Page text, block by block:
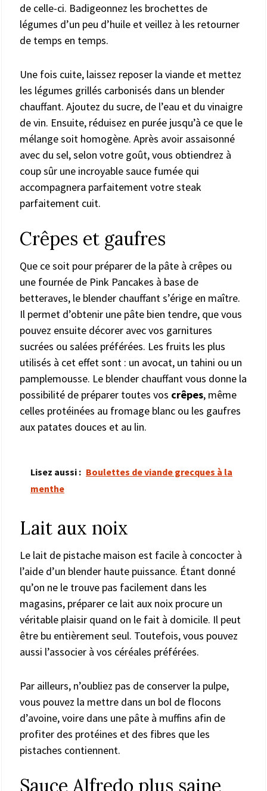
de celle-ci. Badigeonnez les brochettes de
légumes d’un peu d’huile et veillez à les retourner
de temps en temps.
Une fois cuite, laissez reposer la viande et mettez
les légumes grillés carbonisés dans un blender
chauffant. Ajoutez du sucre, de l’eau et du vinaigre
de vin. Ensuite, réduisez en purée jusqu’à ce que le
mélange soit homogène. Après avoir assaisonné
avec du sel, selon votre goût, vous obtiendrez à
coup sûr une incroyable sauce fumée qui
accompagnera parfaitement votre steak
parfaitement cuit.
Crêpes et gaufres
Que ce soit pour préparer de la pâte à crêpes ou
une fournée de Pink Pancakes à base de
betteraves, le blender chauffant s’érige en maître.
Il permet d’obtenir une pâte bien tendre, que vous
pouvez ensuite décorer avec vos garnitures
sucrées ou salées préférées. Les fruits les plus
utilisés à cet effet sont : un avocat, un tahini ou un
pamplemousse. Le blender chauffant vous donne la
possibilité de préparer toutes vos crêpes, même
celles protéinées au fromage blanc ou les gaufres
aux patates douces et au lin.
Lisez aussi : Boulettes de viande grecques à la
menthe
Lait aux noix
Le lait de pistache maison est facile à concocter à
l’aide d’un blender haute puissance. Étant donné
qu’on ne le trouve pas facilement dans les
magasins, préparer ce lait aux noix procure un
véritable plaisir quand on le fait à domicile. Il peut
être bu entièrement seul. Toutefois, vous pouvez
aussi l’associer à vos céréales préférées.
Par ailleurs, n’oubliez pas de conserver la pulpe,
vous pouvez la mettre dans un bol de flocons
d’avoine, voire dans une pâte à muffins afin de
profiter des protéines et des fibres que les
pistaches contiennent.
Sauce Alfredo plus saine